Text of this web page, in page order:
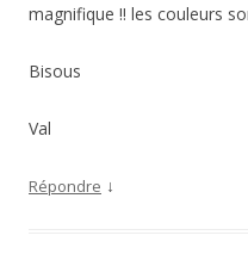
magnifique !! les couleurs
Bisous
Val
Répondre ↓